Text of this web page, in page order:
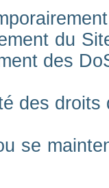
du
des
des
se